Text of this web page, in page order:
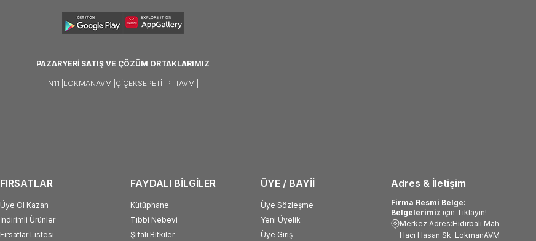
PAZARYERİ SATIŞ VE ÇÖZÜM ORTAKLARIMIZ
N11 | LOKMANAVM | ÇIÇEKSEPETI | PTTAVM |
Adres & İletişim
Firma Resmi Belge:
Belgelerimiz için Tıklayın!
Merkez Adres:Hıdırbali Mah.
Hacı Hasan Sk. LokmanAVM
FIRSATLAR
Üye Ol Kazan
İndirimli Ürünler
Fırsatlar Listesi
FAYDALI BİLGİLER
Kütüphane
Tıbbi Nebevi
Şifalı Bitkiler
ÜYE / BAYİİ
Üye Sözleşme
Yeni Üyelik
Üye Giriş